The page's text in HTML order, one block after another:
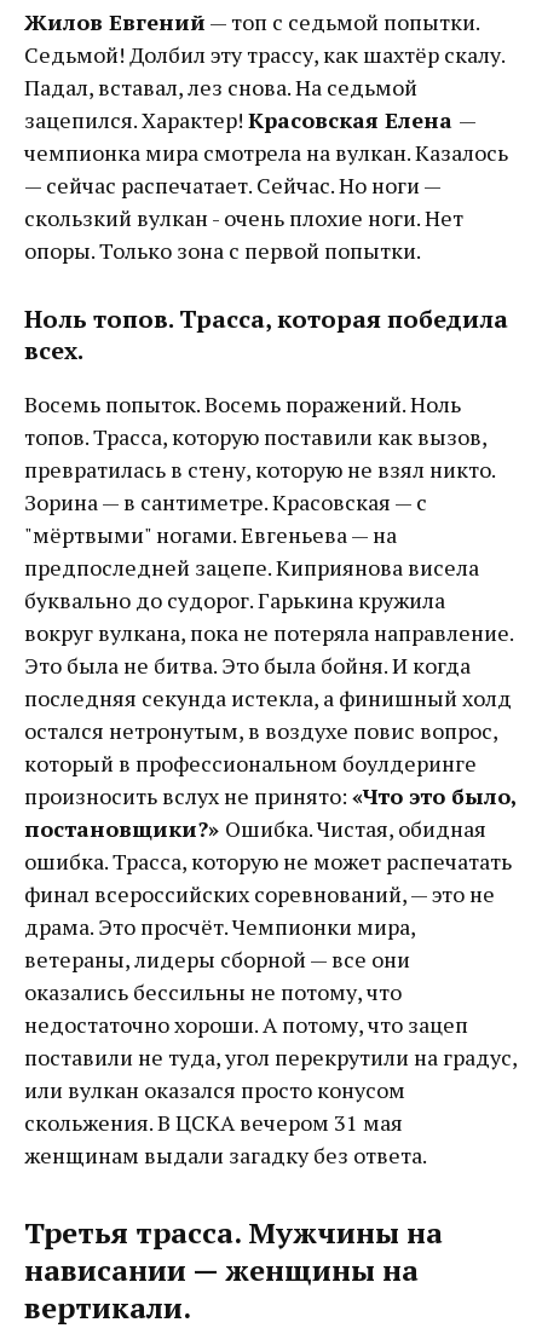
Жилов Евгений — топ с седьмой попытки.
Седьмой! Долбил эту трассу, как шахтёр скалу.
Падал, вставал, лез снова. На седьмой
зацепился. Характер! Красовская Елена —
чемпионка мира смотрела на вулкан. Казалось
— сейчас распечатает. Сейчас. Но ноги —
скользкий вулкан - очень плохие ноги. Нет
опоры. Только зона с первой попытки.
Ноль топов. Трасса, которая победила
всех.
Восемь попыток. Восемь поражений. Ноль
топов. Трасса, которую поставили как вызов,
превратилась в стену, которую не взял никто.
Зорина — в сантиметре. Красовская — с
"мёртвыми" ногами. Евгеньева — на
предпоследней зацепе. Киприянова висела
буквально до судорог. Гарькина кружила
вокруг вулкана, пока не потеряла направление.
Это была не битва. Это была бойня. И когда
последняя секунда истекла, а финишный холд
остался нетронутым, в воздухе повис вопрос,
который в профессиональном боулдеринге
произносить вслух не принято: «Что это было,
постановщики?» Ошибка. Чистая, обидная
ошибка. Трасса, которую не может распечатать
финал всероссийских соревнований, — это не
драма. Это просчёт. Чемпионки мира,
ветераны, лидеры сборной — все они
оказались бессильны не потому, что
недостаточно хороши. А потому, что зацеп
поставили не туда, угол перекрутили на градус,
или вулкан оказался просто конусом
скольжения. В ЦСКА вечером 31 мая
женщинам выдали загадку без ответа.
Третья трасса. Мужчины на
нависании — женщины на
вертикали.